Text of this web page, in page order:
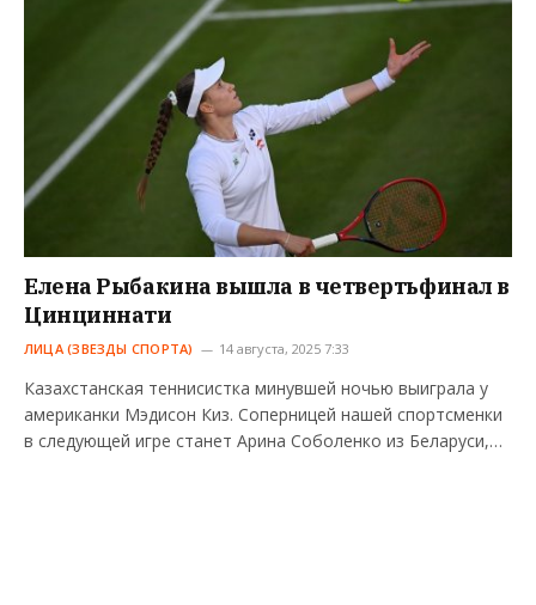
Елена Рыбакина вышла в четвертьфинал в
Цинциннати
ЛИЦА (ЗВЕЗДЫ СПОРТА) 14 августа, 2025 7:33
Казахстанская теннисистка минувшей ночью выиграла у
американки Мэдисон Киз. Соперницей нашей спортсменки
в следующей игре станет Арина Соболенко из Беларуси,…